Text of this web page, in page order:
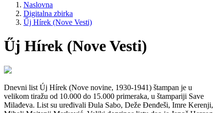
Naslovna
Digitalna zbirka
Űj Hírek (Nove Vesti)
Űj Hírek (Nove Vesti)
Dnevni list Új Hírek (Nove novine, 1930-1941) štampan je u
velikom tiražu od 10.000 do 15.000 primeraka, u štampariji Save
Milađeva. List su uređivali Đula Sabo, Deže Đenđeši, Imre Kerenji,